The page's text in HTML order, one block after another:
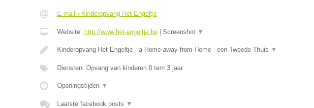
E-mail › Kinderopvang Het Engeltje
Website: http://www.het-engeltje.be| Screenshot ▼
Kinderopvang Het Engeltje - a Home away from Home - een Tweede Thuis ▼
Diensten: Opvang van kinderen 0 tem 3 jaar
Openingstijden ▼
Laatste facebook posts ▼